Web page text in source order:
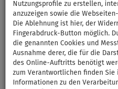
Nutzungsprofile zu erstellen,
anzuzeigen sowie die
Die Ablehnung ist hier, der
Fingerabdruck-Button möglich.
die genannten Cookies und
Ausnahme derer, die für die
des Online-Auftritts benötigt
zum Verantwortlichen finden Sie
Informationen zu den
SUP
aufblasbares
Board -
elektrische